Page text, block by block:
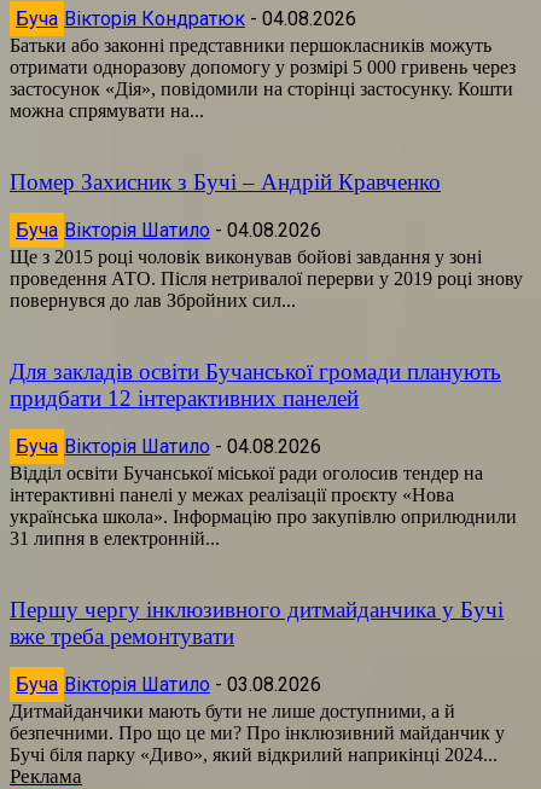
Буча Вікторія Кондратюк - 04.08.2026
Батьки або законні представники першокласників можуть
отримати одноразову допомогу у розмірі 5 000 гривень через
застосунок «Дія», повідомили на сторінці застосунку. Кошти
можна спрямувати на...
Помер Захисник з Бучі – Андрій Кравченко
Буча Вікторія Шатило - 04.08.2026
Ще з 2015 році чоловік виконував бойові завдання у зоні
проведення АТО. Після нетривалої перерви у 2019 році знову
повернувся до лав Збройних сил...
Для закладів освіти Бучанської громади планують
придбати 12 інтерактивних панелей
Буча Вікторія Шатило - 04.08.2026
Відділ освіти Бучанської міської ради оголосив тендер на
інтерактивні панелі у межах реалізації проєкту «Нова
українська школа». Інформацію про закупівлю оприлюднили
31 липня в електронній...
Першу чергу інклюзивного дитмайданчика у Бучі
вже треба ремонтувати
Буча Вікторія Шатило - 03.08.2026
Дитмайданчики мають бути не лише доступними, а й
безпечними. Про що це ми? Про інклюзивний майданчик у
Бучі біля парку «Диво», який відкрилий наприкінці 2024...
Реклама